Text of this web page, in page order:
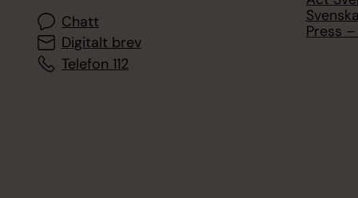
Chatt
Digitalt brev
Telefon 112
Press